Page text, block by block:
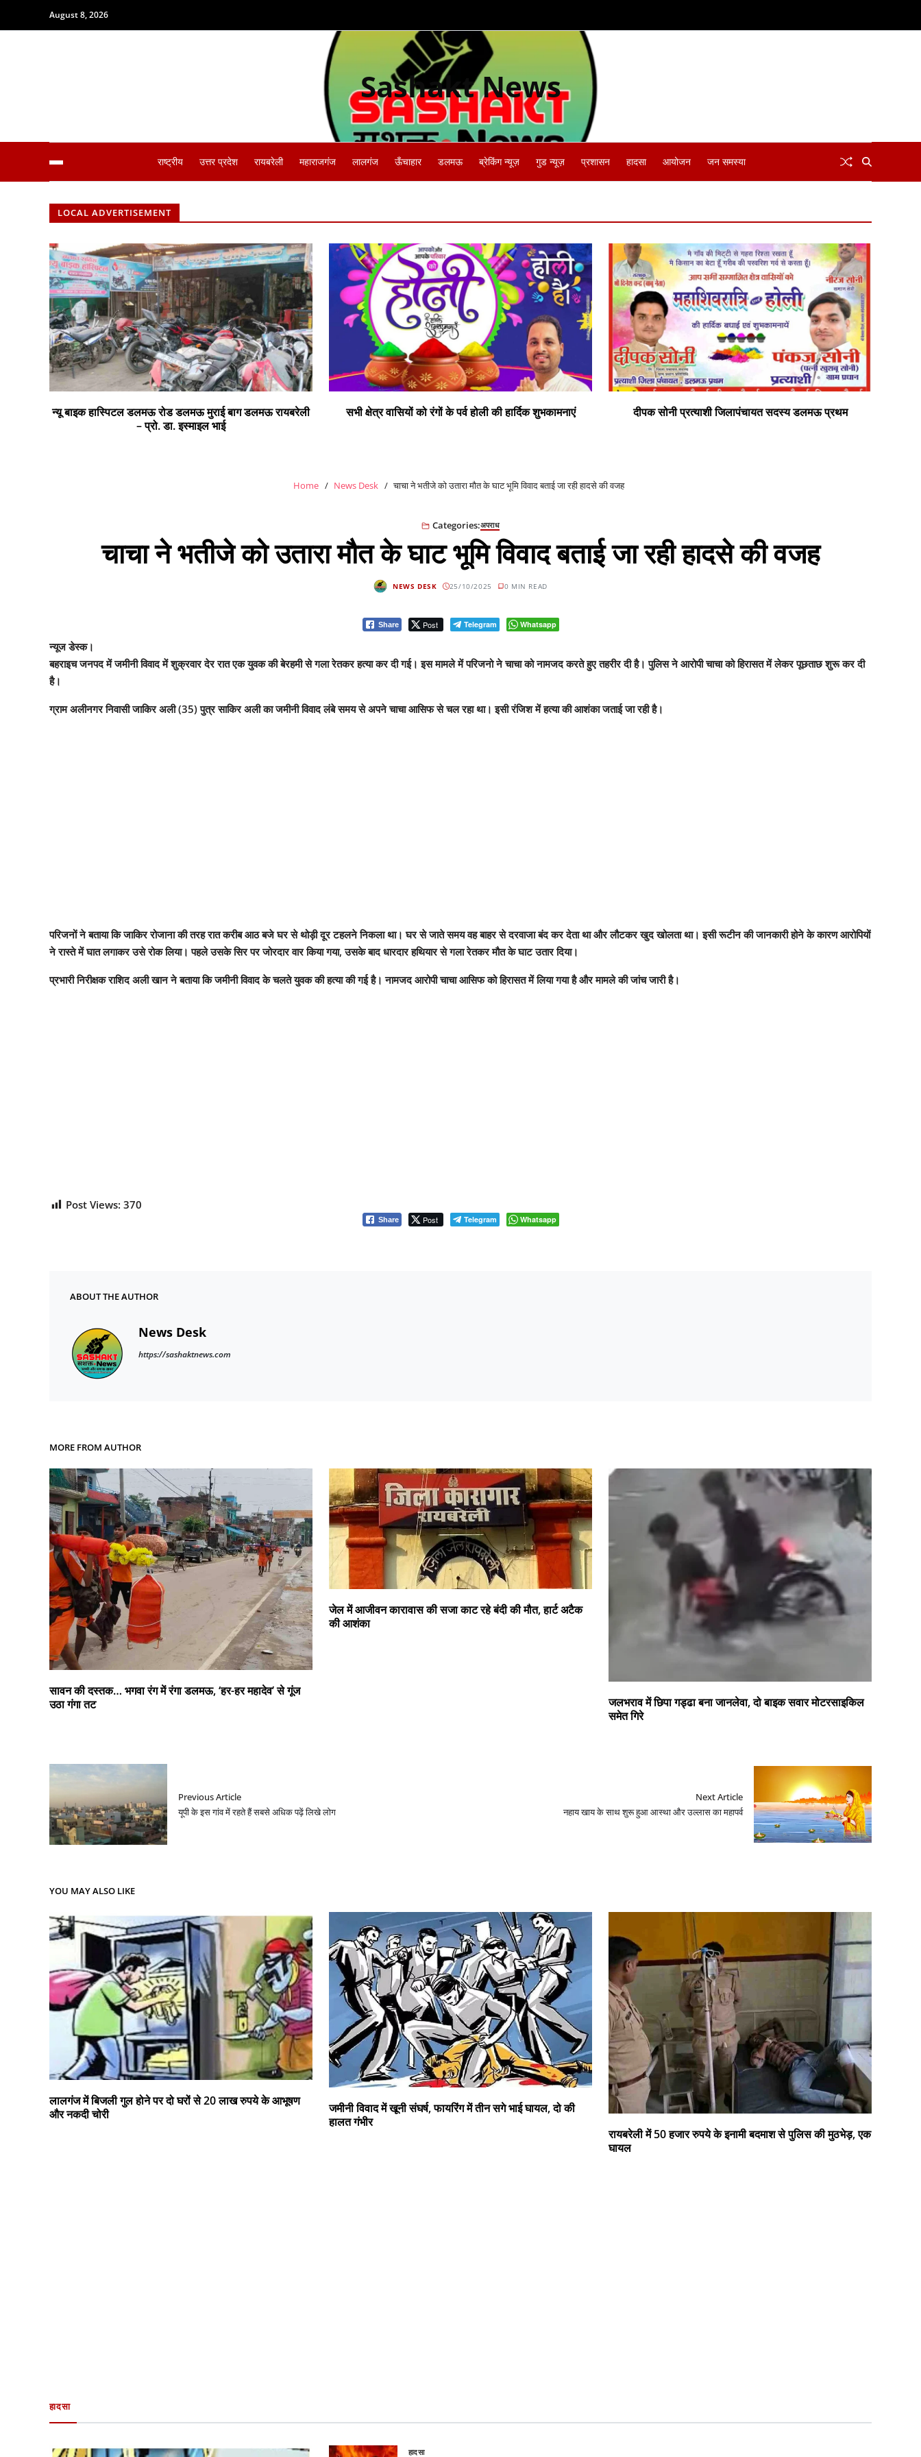
August 8, 2026
Sashakt News
राष्ट्रीय उत्तर प्रदेश रायबरेली महाराजगंज लालगंज ऊँचाहार डलमऊ ब्रेकिंग न्यूज़ गुड न्यूज़ प्रशासन हादसा आयोजन जन समस्या
LOCAL ADVERTISEMENT
न्यू बाइक हास्पिटल डलमऊ रोड डलमऊ मुराई बाग डलमऊ रायबरेली
– प्रो. डा. इस्माइल भाई
सभी क्षेत्र वासियों को रंगों के पर्व होली की हार्दिक शुभकामनाएं दीपक सोनी प्रत्याशी जिलापंचायत सदस्य डलमऊ प्रथम
Home News Desk चाचा ने भतीजे को उतारा मौत के घाट भूमि विवाद बताई जा रही हादसे की वजह
Categories:अपराध
चाचा ने भतीजे को उतारा मौत के घाट भूमि विवाद बताई जा रही हादसे की वजह
NEWS DESK 25/10/2025 0 MIN READ
Share Post Telegram Whatsapp
न्यूज डेस्क।
बहराइच जनपद में जमीनी विवाद में शुक्रवार देर रात एक युवक की बेरहमी से गला रेतकर हत्या कर दी गई। इस मामले में परिजनो ने चाचा को नामजद करते हुए तहरीर दी है। पुलिस ने आरोपी चाचा को हिरासत में लेकर पूछताछ शुरू कर दी
है।
ग्राम अलीनगर निवासी जाकिर अली (35) पुत्र साकिर अली का जमीनी विवाद लंबे समय से अपने चाचा आसिफ से चल रहा था। इसी रंजिश में हत्या की आशंका जताई जा रही है।
परिजनों ने बताया कि जाकिर रोजाना की तरह रात करीब आठ बजे घर से थोड़ी दूर टहलने निकला था। घर से जाते समय वह बाहर से दरवाजा बंद कर देता था और लौटकर खुद खोलता था। इसी रूटीन की जानकारी होने के कारण आरोपियों
ने रास्ते में घात लगाकर उसे रोक लिया। पहले उसके सिर पर जोरदार वार किया गया, उसके बाद धारदार हथियार से गला रेतकर मौत के घाट उतार दिया।
प्रभारी निरीक्षक राशिद अली खान ने बताया कि जमीनी विवाद के चलते युवक की हत्या की गई है। नामजद आरोपी चाचा आसिफ को हिरासत में लिया गया है और मामले की जांच जारी है।
Post Views: 370
Share Post Telegram Whatsapp
ABOUT THE AUTHOR
News Desk
https://sashaktnews.com
MORE FROM AUTHOR
सावन की दस्तक… भगवा रंग में रंगा डलमऊ, ‘हर-हर महादेव’ से गूंज
उठा गंगा तट
जेल में आजीवन कारावास की सजा काट रहे बंदी की मौत, हार्ट अटैक
की आशंका
जलभराव में छिपा गड्ढा बना जानलेवा, दो बाइक सवार मोटरसाइकिल
समेत गिरे
Previous Article
यूपी के इस गांव में रहते हैं सबसे अधिक पढ़ें लिखे लोग
Next Article
नहाय खाय के साथ शुरू हुआ आस्था और उल्लास का महापर्व
YOU MAY ALSO LIKE
लालगंज में बिजली गुल होने पर दो घरों से 20 लाख रुपये के आभूषण
और नकदी चोरी
जमीनी विवाद में खूनी संघर्ष, फायरिंग में तीन सगे भाई घायल, दो की
हालत गंभीर
रायबरेली में 50 हजार रुपये के इनामी बदमाश से पुलिस की मुठभेड़, एक
घायल
हादसा
हादसा